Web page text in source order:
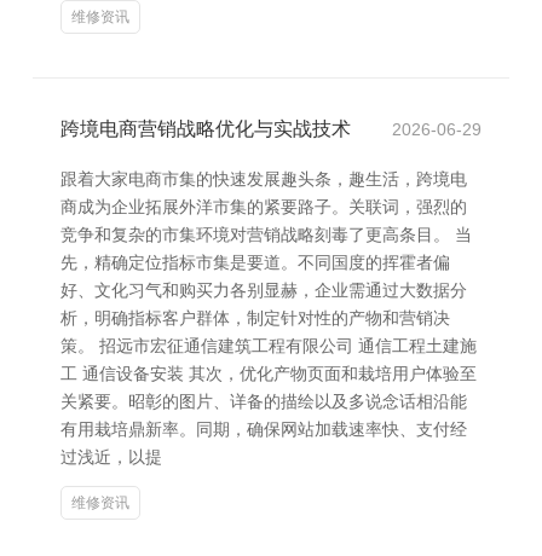
维修资讯
跨境电商营销战略优化与实战技术 2026-06-29
跟着大家电商市集的快速发展趣头条，趣生活，跨境电
商成为企业拓展外洋市集的紧要路子。关联词，强烈的
竞争和复杂的市集环境对营销战略刻毒了更高条目。 当
先，精确定位指标市集是要道。不同国度的挥霍者偏
好、文化习气和购买力各别显赫，企业需通过大数据分
析，明确指标客户群体，制定针对性的产物和营销决
策。 招远市宏征通信建筑工程有限公司 通信工程土建施
工 通信设备安装 其次，优化产物页面和栽培用户体验至
关紧要。昭彰的图片、详备的描绘以及多说念话相沿能
有用栽培鼎新率。同期，确保网站加载速率快、支付经
过浅近，以提
维修资讯